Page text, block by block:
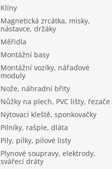
Klíny
Magnetická zrcátka, misky,
nástavce, držáky
Měřidla
Montážní basy
Montážní vozíky, nářaďové
moduly
Nože, náhradní břity
Nůžky na plech, PVC lišty, řezače
Nýtovací kleště, sponkovačky
Pilníky, rašple, dláta
Pily, pilky, pilové listy
Plynové soupravy, elektrody,
svářecí dráty